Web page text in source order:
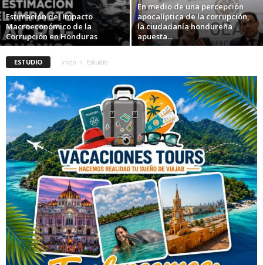
Estimación del Impacto
Macroeconómico de la
Corrupción en Honduras
En medio de una percepción
apocalíptica de la corrupción,
la ciudadanía hondureña
apuesta...
ESTUDIO Inicio Estudio